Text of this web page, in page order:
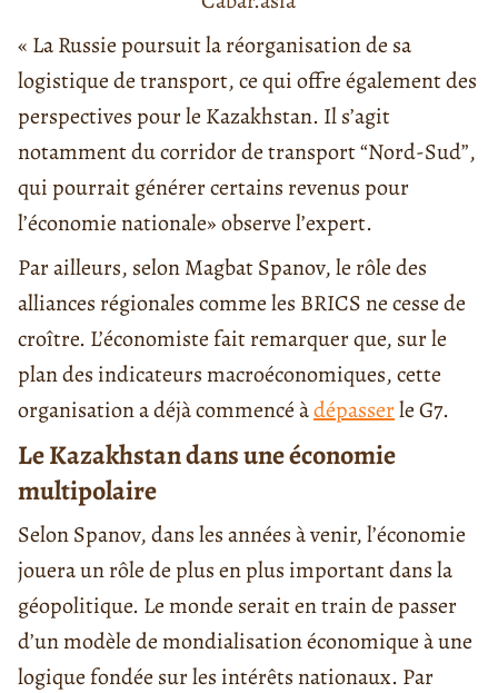
« La Russie poursuit la réorganisation de sa
logistique de transport, ce qui offre également des
perspectives pour le Kazakhstan. Il s’agit
notamment du corridor de transport “Nord-Sud”,
qui pourrait générer certains revenus pour
l’économie nationale» observe l’expert.
Par ailleurs, selon Magbat Spanov, le rôle des
alliances régionales comme les BRICS ne cesse de
croître. L’économiste fait remarquer que, sur le
plan des indicateurs macroéconomiques, cette
organisation a déjà commencé àdépasserle G7.
Le Kazakhstan dans une économie
multipolaire
Selon Spanov, dans les années à venir, l’économie
jouera un rôle de plus en plus important dans la
géopolitique. Le monde serait en train de passer
d’un modèle de mondialisation économique à une
logique fondée sur les intérêts nationaux. Par